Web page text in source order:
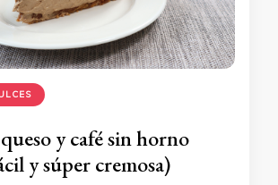
y café sin horno
y súper cremosa)